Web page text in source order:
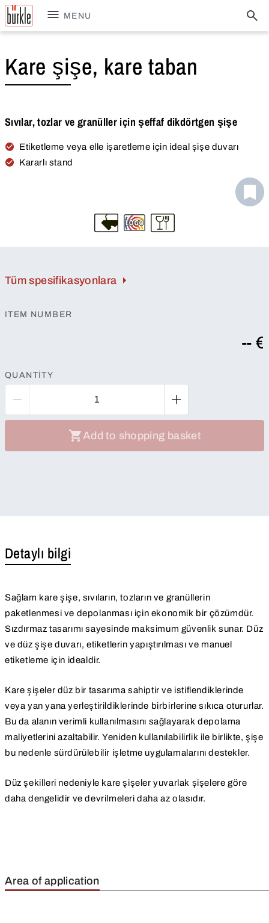
MENU
Kare şişe, kare taban
Sıvılar, tozlar ve granüller için şeffaf dikdörtgen şişe
Etiketleme veya elle işaretleme için ideal şişe duvarı
Kararlı stand
Tüm spesifikasyonlara
ITEM NUMBER
-- €
QUANTITY
Add to shopping basket
Detaylı bilgi
Sağlam kare şişe, sıvıların, tozların ve granüllerin
paketlenmesi ve depolanması için ekonomik bir çözümdür.
Sızdırmaz tasarımı sayesinde maksimum güvenlik sunar. Düz
ve düz şişe duvarı, etiketlerin yapıştırılması ve manuel
etiketleme için idealdir.
Kare şişeler düz bir tasarıma sahiptir ve istiflendiklerinde
veya yan yana yerleştirildiklerinde birbirlerine sıkıca otururlar.
Bu da alanın verimli kullanılmasını sağlayarak depolama
maliyetlerini azaltabilir. Yeniden kullanılabilirlik ile birlikte, şişe
bu nedenle sürdürülebilir işletme uygulamalarını destekler.
Düz şekilleri nedeniyle kare şişeler yuvarlak şişelere göre
daha dengelidir ve devrilmeleri daha az olasıdır.
Area of application